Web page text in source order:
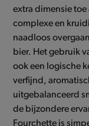
extra dimensie
complexe en
naadloos
bier. Het gebruik
ook een logische
verfijnd,
uitgebalanceerd
de bijzondere
Fourchette is